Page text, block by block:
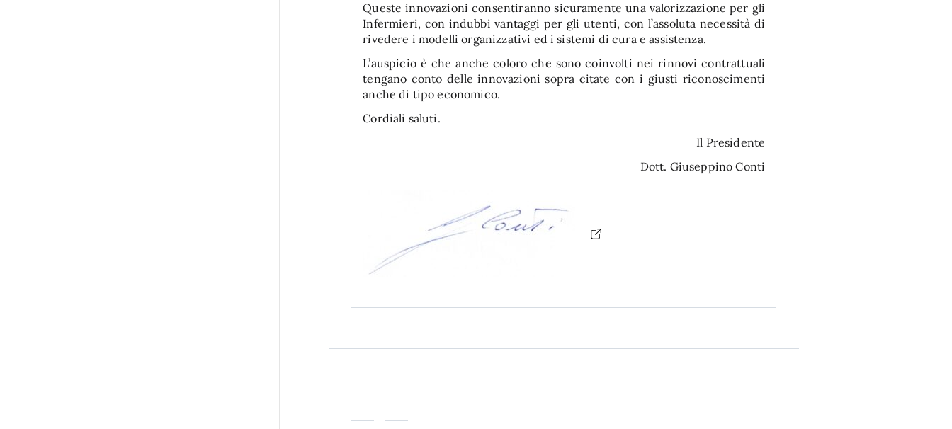
Queste innovazioni consentiranno sicuramente una valorizzazione per gli
Infermieri, con indubbi vantaggi per gli utenti, con l’assoluta necessità di
rivedere i modelli organizzativi ed i sistemi di cura e assistenza.
L’auspicio è che anche coloro che sono coinvolti nei rinnovi contrattuali
tengano conto delle innovazioni sopra citate con i giusti riconoscimenti
anche di tipo economico.
Cordiali saluti.
Il Presidente
Dott. Giuseppino Conti